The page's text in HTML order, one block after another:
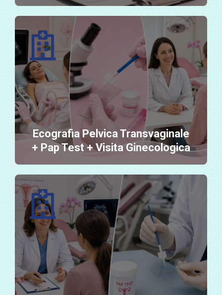
Ecografia Pelvica Transvaginale
+ Pap Test + Visita Ginecologica